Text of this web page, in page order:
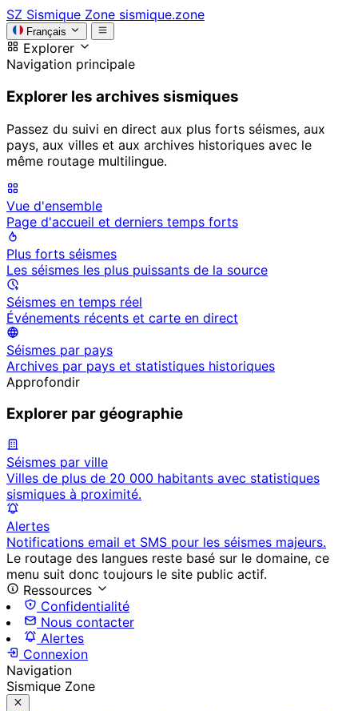
SZ Sismique Zone sismique.zone
Français
Explorer
Navigation principale
Explorer les archives sismiques
Passez du suivi en direct aux plus forts séismes, aux
pays, aux villes et aux archives historiques avec le
même routage multilingue.
Vue d'ensemble
Page d'accueil et derniers temps forts
Plus forts séismes
Les séismes les plus puissants de la source
Séismes en temps réel
Événements récents et carte en direct
Séismes par pays
Archives par pays et statistiques historiques
Approfondir
Explorer par géographie
Séismes par ville
Villes de plus de 20 000 habitants avec statistiques
sismiques à proximité.
Alertes
Notifications email et SMS pour les séismes majeurs.
Le routage des langues reste basé sur le domaine, ce
menu suit donc toujours le site public actif.
Ressources
Confidentialité
Nous contacter
Alertes
Connexion
Navigation
Sismique Zone